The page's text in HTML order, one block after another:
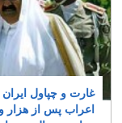
غارت و چپاول
اعراب پس از هزار و